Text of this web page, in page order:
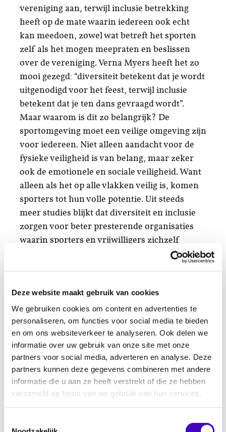
Deze website maakt gebruik van cookies
We gebruiken cookies om content en advertenties te
personaliseren, om functies voor social media te bieden
en om ons websiteverkeer te analyseren. Ook delen we
informatie over uw gebruik van onze site met onze
partners voor social media, adverteren en analyse. Deze
partners kunnen deze gegevens combineren met andere
informatie die u aan ze heeft verstrekt of die ze hebben
verzameld op basis van uw gebruik van hun services.
vereniging aan, terwijl inclusie betrekking
heeft op de mate waarin iedereen ook echt
kan meedoen, zowel wat betreft het sporten
zelf als het mogen meepraten en beslissen
over de vereniging. Verna Myers heeft het zo
mooi gezegd: “diversiteit betekent dat je wordt
uitgenodigd voor het feest, terwijl inclusie
betekent dat je ten dans gevraagd wordt”.
Maar waarom is dit zo belangrijk? De
sportomgeving moet een veilige omgeving zijn
voor iedereen. Niet alleen aandacht voor de
fysieke veiligheid is van belang, maar zeker
ook de emotionele en sociale veiligheid. Want
alleen als het op alle vlakken veilig is, komen
sporters tot hun volle potentie. Uit steeds
meer studies blijkt dat diversiteit en inclusie
zorgen voor beter presterende organisaties
waarin sporters en vrijwilligers zichzelf
herkennen. Diversiteit is dan ook niet langer
Wat zijn de voordelen?
Verenigingen met een divers leden- en
vrijwilligersbestand zijn vernieuwender,
creatiever en lossen problemen beter op. Dit
komt doordat de mensen verschillende
gezichtspunten hebben. Als verenigingen
mensen in hun midden krijgen die het anders
Een divers leden- en vrijwilligersbestand